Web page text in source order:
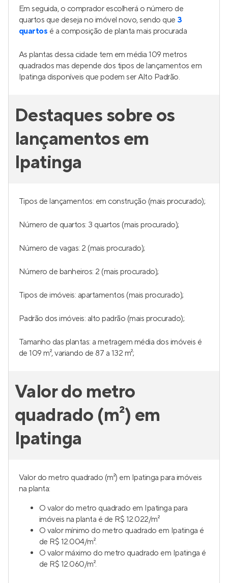
Em seguida, o comprador escolherá o número de
quartos que deseja no imóvel novo, sendo que 3
quartos é a composição de planta mais procurada
As plantas dessa cidade tem em média 109 metros
quadrados mas depende dos tipos de lançamentos em
Ipatinga disponíveis que podem ser Alto Padrão.
Destaques sobre os
lançamentos em
Ipatinga
Tipos de lançamentos: em construção (mais procurado);
Número de quartos: 3 quartos (mais procurado);
Número de vagas: 2 (mais procurado);
Número de banheiros: 2 (mais procurado);
Tipos de imóveis: apartamentos (mais procurado);
Padrão dos imóveis: alto padrão (mais procurado);
Tamanho das plantas: a metragem média dos imóveis é
de 109 m², variando de 87 a 132 m²;
Valor do metro
quadrado (m²) em
Ipatinga
Valor do metro quadrado (m²) em Ipatinga para imóveis
na planta:
O valor do metro quadrado em Ipatinga para
imóveis na planta é de R$ 12.022/m²
O valor mínimo do metro quadrado em Ipatinga é
de R$ 12.004/m².
O valor máximo do metro quadrado em Ipatinga é
de R$ 12.060/m².